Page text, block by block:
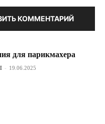
КОММЕНТАРИЙ
для парикмахера
- 19.06.2025